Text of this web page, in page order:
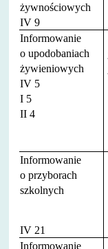
żywnościowych
IV 9
Informowanie
o upodobaniach
żywieniowych
IV 5
I 5
II 4
Informowanie
o przyborach
szkolnych
IV 21
Informowanie